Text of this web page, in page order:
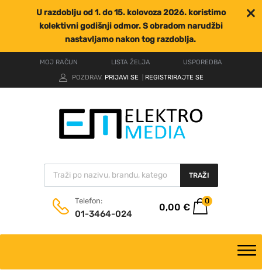
U razdoblju od 1. do 15. kolovoza 2026. koristimo
kolektivni godišnji odmor. S obradom narudžbi
nastavljamo nakon tog razdoblja.
MOJ RAČUN LISTA ŽELJA
USPOREDBA
POZDRAV. PRIJAVI SE REGISTRIRAJTE SE
TRAŽI
Telefon:
01-3464-024
0,00 €
0